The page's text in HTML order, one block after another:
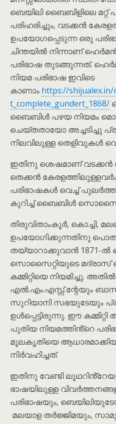
ബെയിലി ബൈബിളിലെ മറ്റ്
പരിഹരിച്ചും, വടക്കൻ
ഉപയോഗപ്പെടുന്ന ഒരു
ചിന്തയിൽ നിന്നാണ്
പരിഭാഷ തുടങ്ങുന്നത്.
നിയമ പരിഭാഷ ഇവിടെ
കാണാം https://shijualex.in/
t_complete_gundert_1868/
ബൈബിൾ പഴയ നിയമം
ചെയ്തതായോ അച്ചടിച്ചു
നിലവിലുള്ള തെളിവുകൾ
ഇതിനു ശെഷമാണ് വടക്കൻ
തെക്കൻ
പരിഭാഷകൾ വെച്ച്
കുറിച്ച് ബൈബിൾ
തിരുവിതാംകൂർ, കൊച്ചി,
ഉപയോഗിക്കുന്നതിനു
തയ്യാറാക്കുവാൻ 1871-
സൊസൈറ്റിയുടെ മദ്രാസ്
കമ്മിറ്റിയെ നിയമിച്ചു.
എൽ.എം.എസ്സ്.ന്റേയും
സുറിയാനി സഭയുടേയും
ഉൾപ്പെട്ടിരുന്നു. ഈ
പുതിയ നിയമത്തിൻ്റെ
മൂലകൃതിയെ
നിർവഹിച്ചത്.
ഇതിനു വേണ്ടി
ഭാഷയിലുള്ള
പരിഭാഷയും,
മലയാള തർജ്ജിമയും,